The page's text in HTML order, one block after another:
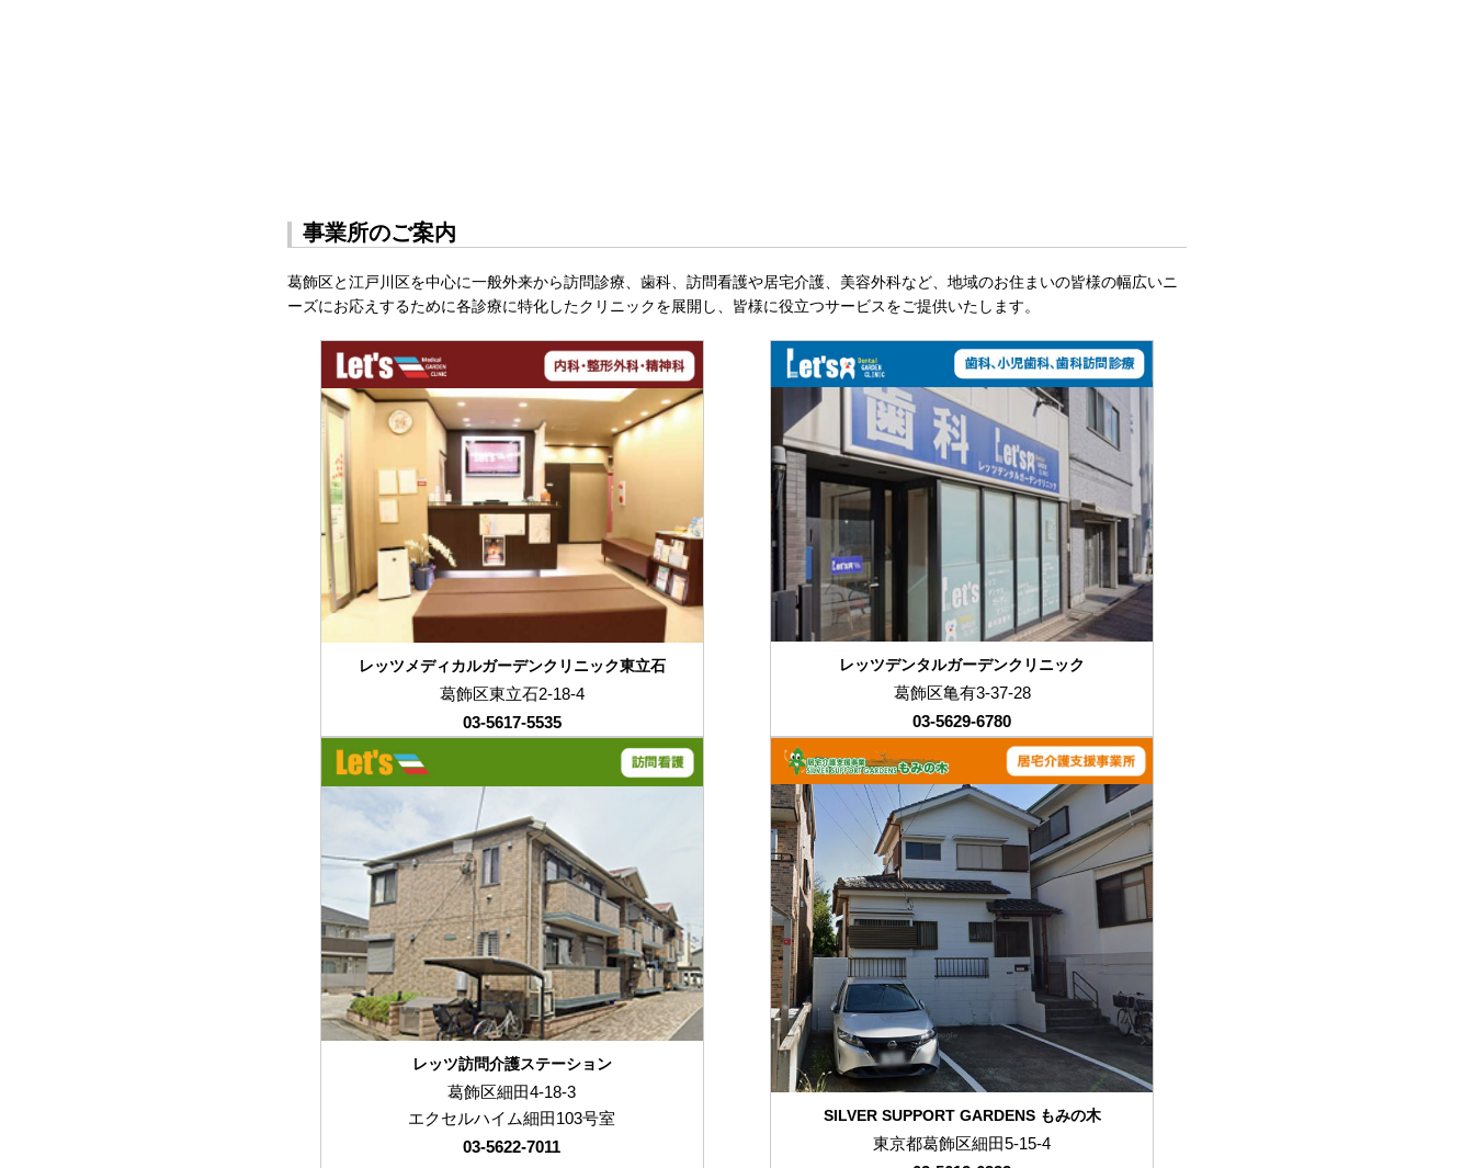
事業所のご案内
葛飾区と江戸川区を中心に一般外来から訪問診療、歯科、訪問看護や居宅介護、美容外科など、地域のお住まいの皆様の幅広いニ
ーズにお応えするために各診療に特化したクリニックを展開し、皆様に役立つサービスをご提供いたします。
レッツメディカルガーデンクリニック東立石
葛飾区東立石2-18-4
03-5617-5535
レッツデンタルガーデンクリニック
葛飾区亀有3-37-28
03-5629-6780
レッツ訪問介護ステーション
葛飾区細田4-18-3
エクセルハイム細田103号室
03-5622-7011
SILVER SUPPORT GARDENS もみの木
東京都葛飾区細田5-15-4